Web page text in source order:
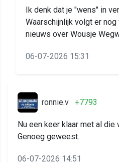
Ik denk dat je "wens" in
Waarschijnlijk volgt er
nieuws over Wousje
06-07-2026 15:31
ronnie.v +7793
Nu een keer klaar met al die
Genoeg geweest.
06-07-2026 14:51